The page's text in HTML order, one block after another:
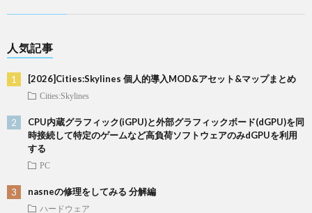
人気記事
[2026]Cities:Skylines 個人的導入MOD&アセット&マップまとめ
Cities:Skylines
CPU内蔵グラフィック(iGPU)と外部グラフィックボード(dGPU)を同
時接続して特定のゲームなど高負荷ソフトウェアのみdGPUを利用
する
PC
nasneの修理をしてみる 分解編
ハードウェア